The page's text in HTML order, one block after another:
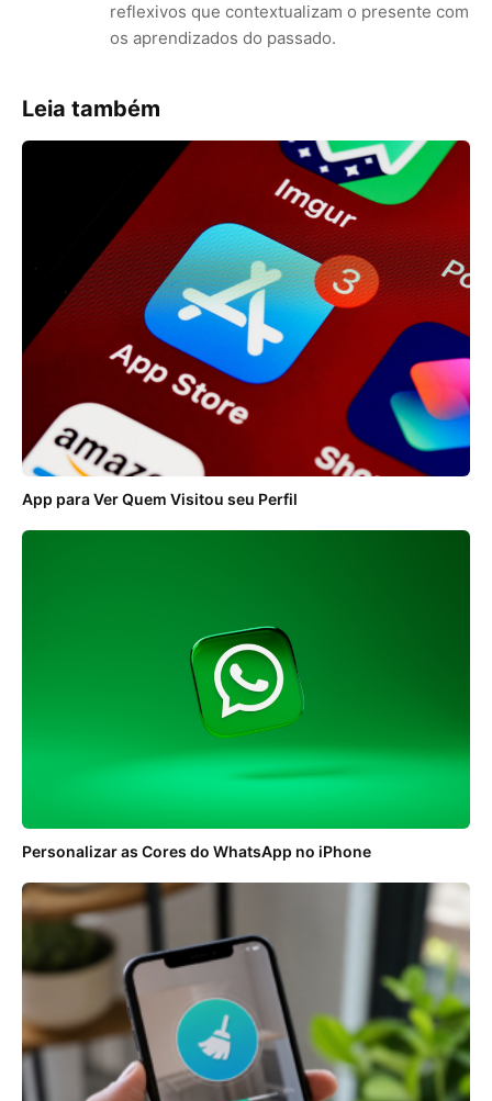
reflexivos que contextualizam o presente com
os aprendizados do passado.
Leia também
App para Ver Quem Visitou seu Perfil
Personalizar as Cores do WhatsApp no iPhone